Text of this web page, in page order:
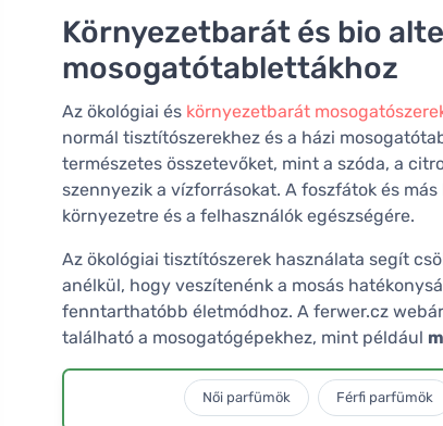
Környezetbarát és bio
mosogatótablettákhoz
Az ökológiai és környezetbarát
normál tisztítószerekhez és a házi
természetes összetevőket, mint a szóda, a
szennyezik a vízforrásokat. A foszfátok és
környezetre és a felhasználók egészségére.
Az ökológiai tisztítószerek használata segít
anélkül, hogy veszítenénk a mosás
fenntarthatóbb életmódhoz. A ferwer.cz
található a mosogatógépekhez, mint például
Női parfümök Férfi parfümök